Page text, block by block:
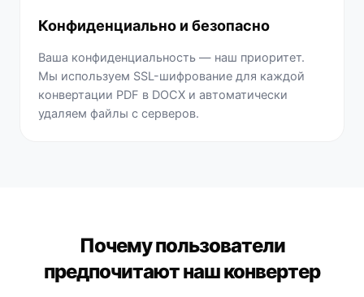
Конфиденциально и безопасно
Ваша конфиденциальность — наш приоритет.
Мы используем SSL-шифрование для каждой
конвертации PDF в DOCX и автоматически
удаляем файлы с серверов.
Почему пользователи
предпочитают наш конвертер